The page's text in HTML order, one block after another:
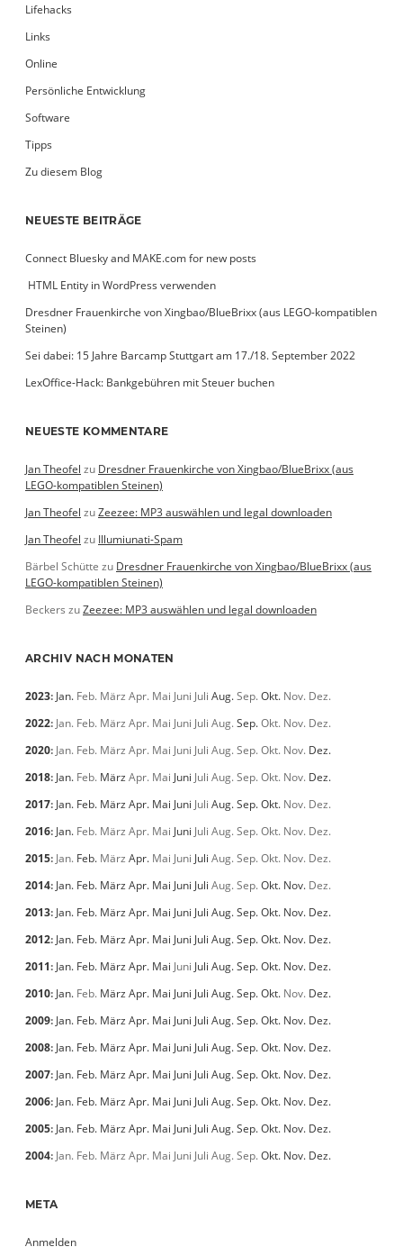
Lifehacks
Links
Online
Persönliche Entwicklung
Software
Tipps
Zu diesem Blog
NEUESTE BEITRÄGE
Connect Bluesky and MAKE.com for new posts
­ HTML Entity in WordPress verwenden
Dresdner Frauenkirche von Xingbao/BlueBrixx (aus LEGO-kompatiblen
Steinen)
Sei dabei: 15 Jahre Barcamp Stuttgart am 17./18. September 2022
LexOffice-Hack: Bankgebühren mit Steuer buchen
NEUESTE KOMMENTARE
Jan Theofel zu Dresdner Frauenkirche von Xingbao/BlueBrixx (aus
LEGO-kompatiblen Steinen)
Jan Theofel zuZeezee: MP3 auswählen und legal downloaden
Jan Theofel zu Illumiunati-Spam
Bärbel Schütte zu Dresdner Frauenkirche von Xingbao/BlueBrixx (aus
LEGO-kompatiblen Steinen)
Beckers zuZeezee: MP3 auswählen und legal downloaden
ARCHIV NACH MONATEN
2023: Jan. Feb. März Apr. Mai Juni Juli Aug.Sep.Okt. Nov. Dez.
2022: Jan. Feb. März Apr. Mai Juni Juli Aug.Sep.Okt. Nov. Dez.
2020: Jan. Feb. März Apr. Mai Juni Juli Aug.Sep.Okt. Nov. Dez.
2018: Jan. Feb. März Apr. Mai Juni Juli Aug.Sep.Okt. Nov. Dez.
2017: Jan. Feb. März Apr. Mai Juni Juli Aug.Sep.Okt. Nov. Dez.
2016: Jan. Feb. März Apr. Mai Juni Juli Aug.Sep.Okt. Nov. Dez.
2015: Jan. Feb. März Apr. Mai Juni Juli Aug.Sep.Okt. Nov. Dez.
2014: Jan. Feb. März Apr. Mai Juni Juli Aug.Sep.Okt. Nov. Dez.
2013: Jan. Feb. März Apr. Mai Juni Juli Aug.Sep.Okt. Nov. Dez.
2012: Jan. Feb. März Apr. Mai Juni Juli Aug.Sep.Okt. Nov. Dez.
2011: Jan. Feb. März Apr. Mai Juni Juli Aug.Sep.Okt. Nov. Dez.
2010: Jan. Feb. März Apr. Mai Juni Juli Aug.Sep.Okt. Nov. Dez.
2009: Jan. Feb. März Apr. Mai Juni Juli Aug.Sep.Okt. Nov. Dez.
2008: Jan. Feb. März Apr. Mai Juni Juli Aug.Sep.Okt. Nov. Dez.
2007: Jan. Feb. März Apr. Mai Juni Juli Aug.Sep.Okt. Nov. Dez.
2006: Jan. Feb. März Apr. Mai Juni Juli Aug.Sep.Okt. Nov. Dez.
2005: Jan. Feb. März Apr. Mai Juni Juli Aug.Sep.Okt. Nov. Dez.
2004: Jan. Feb. März Apr. Mai Juni Juli Aug.Sep.Okt. Nov. Dez.
META
Anmelden